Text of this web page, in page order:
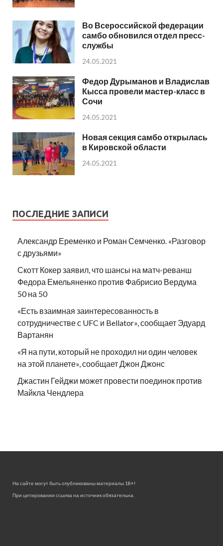
Во Всероссийской федерации
самбо обновился отдел пресс-
службы
24.05.2021
Федор Дурыманов и Владислав
Кысса провели мастер-класс в
Сочи
24.05.2021
Новая секция самбо открылась
в Кировской области
24.05.2021
ПОСЛЕДНИЕ ЗАПИСИ
Александр Еременко и Роман Семченко. «Разговор
с друзьями»
Скотт Кокер заявил, что шансы на матч-реванш
Федора Емельяненко против Фабрисио Вердума
50 на 50
«Есть взаимная заинтересованность в
сотрудничестве с UFC и Bellator», сообщает Эдуард
Вартанян
«Я на пути, который не проходил ни один человек
на этой планете», сообщает Джон Джонс
Джастин Гейджи может провести поединок против
Майкла Чендлера
На сайте могут быть опубликованы материалы 18+!
При цитировании ссылка на источник обязательна.